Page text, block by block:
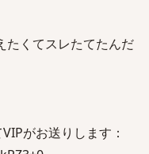
たくてスレたてたんだ
がお送りします：